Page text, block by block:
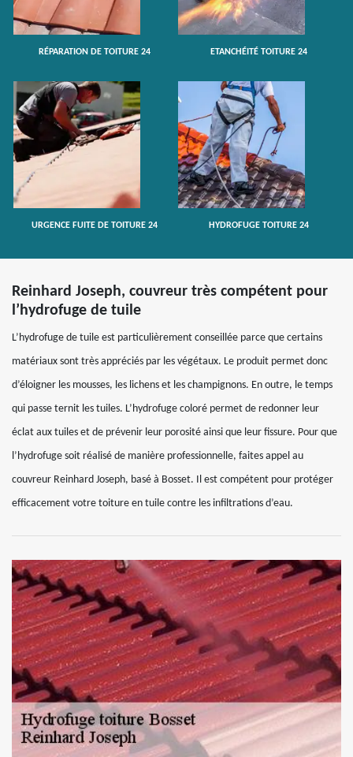
RÉPARATION DE TOITURE 24 ETANCHÉITÉ TOITURE 24
URGENCE FUITE DE TOITURE 24 HYDROFUGE TOITURE 24
Reinhard Joseph, couvreur très compétent pour
l’hydrofuge de tuile
L’hydrofuge de tuile est particulièrement conseillée parce que certains
matériaux sont très appréciés par les végétaux. Le produit permet donc
d’éloigner les mousses, les lichens et les champignons. En outre, le temps
qui passe ternit les tuiles. L’hydrofuge coloré permet de redonner leur
éclat aux tuiles et de prévenir leur porosité ainsi que leur fissure. Pour que
l’hydrofuge soit réalisé de manière professionnelle, faites appel au
couvreur Reinhard Joseph, basé à Bosset. Il est compétent pour protéger
efficacement votre toiture en tuile contre les infiltrations d’eau.